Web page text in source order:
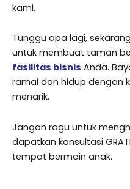
kami.
Tunggu apa lagi,
untuk membuat taman
fasilitas bisnis Anda.
ramai dan hidup dengan
menarik.
Jangan ragu untuk
dapatkan konsultasi
tempat bermain anak.